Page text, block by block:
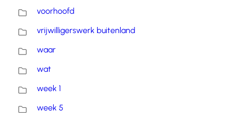
voorhoofd
vrijwilligerswerk buitenland
waar
wat
week 1
week 5